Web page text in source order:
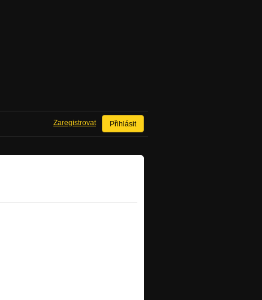
Přihlásit
Zaregistrovat